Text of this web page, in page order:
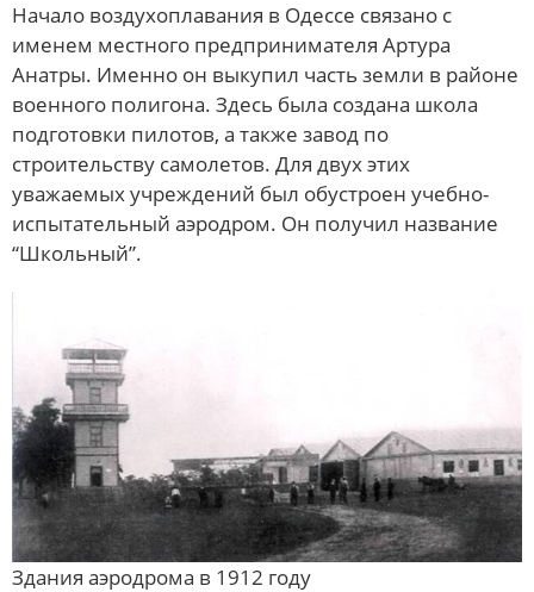
Начало воздухоплавания в Одессе связано с
именем местного предпринимателя Артура
Анатры. Именно он выкупил часть земли в районе
военного полигона. Здесь была создана школа
подготовки пилотов, а также завод по
строительству самолетов. Для двух этих
уважаемых учреждений был обустроен учебно-
испытательный аэродром. Он получил название
“Школьный”.
Здания аэродрома в 1912 году